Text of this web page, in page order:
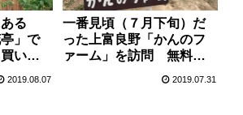
る
亭」で
い物
2019.08.07
一番見頃（７月下旬）だ
った上富良野「かんのフ
ァーム」を訪問 無料で
2019.07.31